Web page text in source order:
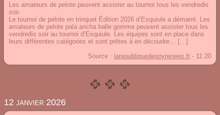
Les amateurs de pelote peuvent assister au tournoi tous les vendredis
soir.
Le tournoi de pelote en trinquet Édition 2026 d’Esquiule a démarré. Les
amateurs de pelote pala ancha balle gomme peuvent assister tous les
vendredis soir au tournoi d’Esquiule. Les équipes sont en place dans
leurs différentes catégories et sont prêtes à en découdre… […]
Source : larepubliquedespyrenees.fr - 11:20
12 janvier 2026